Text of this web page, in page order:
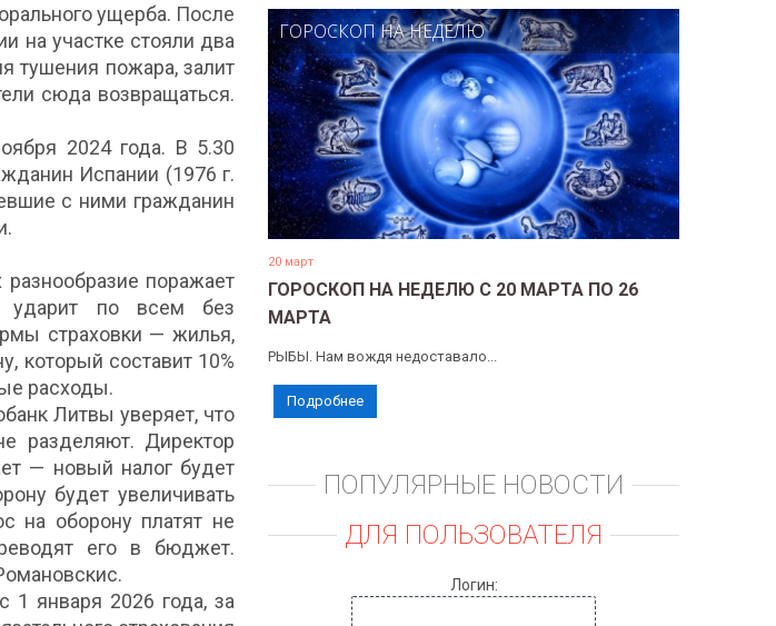
ущерба. После
на участке стояли два
тушения пожара, залит
сюда возвращаться.
2024 года. В 5.30
Испании (1976 г.
с ними гражданин
поражает
ударит по всем без
страховки — жилья,
который составит 10%
расходы.
Литвы уверяет, что
разделяют. Директор
— новый налог будет
будет увеличивать
на оборону платят не
его в бюджет.
1 января 2026 года, за
ГОРОСКОП НА НЕДЕЛЮ
20 март
ГОРОСКОП НА НЕДЕЛЮ С 20 МАРТА ПО 26
МАРТА
РЫБЫ. Нам вождя недоставало...
Подробнее
ПОПУЛЯРНЫЕ НОВОСТИ
ДЛЯ ПОЛЬЗОВАТЕЛЯ
Логин: